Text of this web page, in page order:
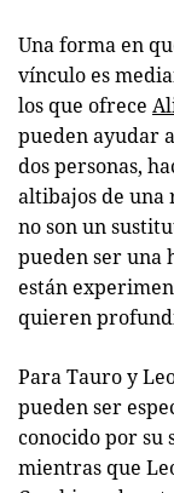
Una forma en
vínculo es
los que ofrece
pueden ayudar
dos personas,
altibajos de una
no son un
pueden ser una
están
quieren
Para Tauro y
pueden ser
conocido por su
mientras que